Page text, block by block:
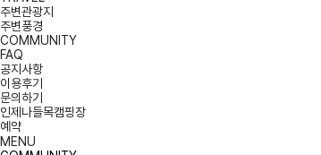
주변관광지
주변풍경
COMMUNITY
FAQ
공지사항
이용후기
문의하기
인제나들목캠핑장
예약
MENU